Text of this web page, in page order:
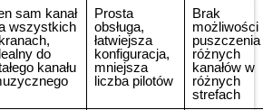
sam kanał
wszystkich
do
kanału
Prosta
obsługa,
łatwiejsza
konfiguracja,
mniejsza
liczba pilotów
Brak
możliwości
puszczenia
różnych
kanałów w
różnych
strefach